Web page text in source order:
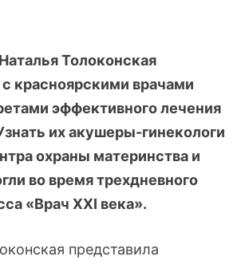
Толоконская
красноярскими врачами
эффективного лечения
их акушеры-гинекологи
охраны материнства и
во время трехдневного
«Врач XXI века».
представила